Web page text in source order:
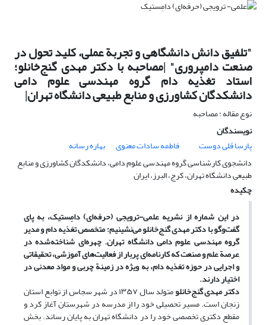
"تلفیق دانش دانشگاهی و تجربة عملی، کلید تحول در
صنعت دامپروری" |مصاحبه با دکتر مهدی گنج‌خانلو؛
استاد تغذیه دام گروه مهندسی علوم دامی
دانشکدگان کشاورزی و منابع طبیعی دانشگاه تهران|
نوع مقاله : مصاحبه
نویسندگان
پارسا قلی دوست
فاطمه سادات معنوی
بهاره رسانه
دانشجوی کارشناسی گروه مهندسی علوم دامی، دانشکدگان کشاورزی و منابع
طبیعی دانشگاه تهران، کرج، البرز، ایران
چکیده
در این شماره از نشریه علمی-ترویجی (حرفه‌ای) دامِستیک، به پای
گفت‌وگو با دکتر مهدی گنج‌خانلو می‌نشینیم؛ متخصص تغذیه دام و مدیر
گروه مهندسی علوم دامی دانشگاه تهران. چهره‌ای شناخته‌شده در
عرصة علم و صنعت که کارنامه‌ای پربار از فعالیت‌های آموزشی، تحقیقاتی
و اجرایی در حوزه تغذیه دام، به‌ ویژه در زمینة چربی و مواد معدنی در
اختیار دارند.
دکتر مهدی گنج‌خانلو متولد سال ۱۳۵۷ در شهر سجاس از توابع استان
زنجان است. مسیر تحصیلی خود را از مدرسه در شهرستان آغاز کرد و
مقطع دکتری تخصصی خود را در دانشگاه تهران به پایان رساند. بخش